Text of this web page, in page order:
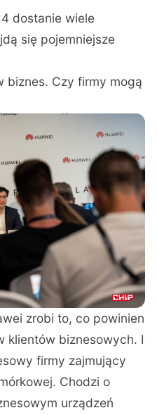
dostanie wiele
się pojemniejsze
biznes. Czy firmy mogą
zrobi to, co powinien
klientów biznesowych. I
firmy zajmujący
Chodzi o
urządzeń